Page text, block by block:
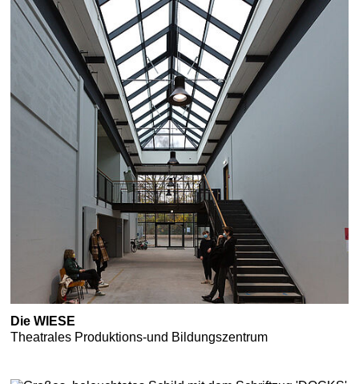
Die WIESE
Theatrales Produktions-und Bildungszentrum